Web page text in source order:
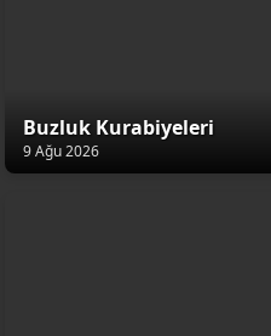
Buzluk Kurabiyeleri
9 Ağu 2026